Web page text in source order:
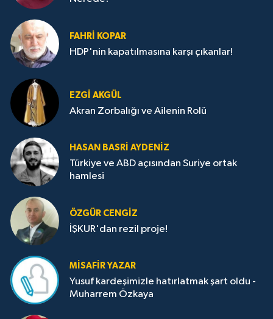
FAHRI KOPAR
HDP'nin kapatılmasına karşı çıkanlar!
EZGI AKGÜL
Akran Zorbalığı ve Ailenin Rolü
HASAN BASRI AYDENIZ
Türkiye ve ABD açısından Suriye ortak
hamlesi
ÖZGÜR CENGIZ
İŞKUR'dan rezil proje!
MISAFIR YAZAR
Yusuf kardeşimizle hatırlatmak şart oldu -
Muharrem Özkaya